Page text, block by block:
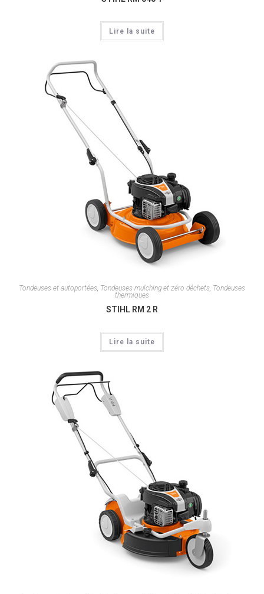
Lire la suite
Tondeuses et autoportées, Tondeuses mulching et zéro déchets, Tondeuses
thermiques
STIHL RM 2 R
Lire la suite